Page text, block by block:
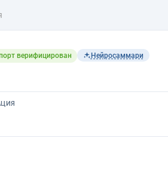
верифицирован Нейросаммари